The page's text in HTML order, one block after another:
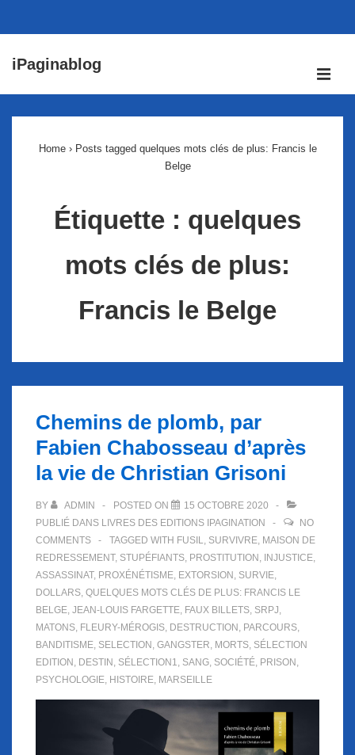
passer
iPaginablog
Home › Posts tagged quelques mots clés de plus: Francis le
Belge
Étiquette : quelques
mots clés de plus:
Francis le Belge
Chemins de plomb, par
Fabien Chabosseau d’après
la vie de Christian Grisoni
BY ADMIN POSTED ON
15 OCTOBRE 2020
PUBLIÉ DANS LIVRES DES EDITIONS IPAGINATION
NO
COMMENTS
TAGGED WITH FUSIL, SURVIVRE, MAISON DE
REDRESSEMENT, STUPÉFIANTS, PROSTITUTION , INJUSTICE,
ASSASSINAT, PROXÉNÉTISME, EXTORSION , SURVIE,
DOLLARS, QUELQUES MOTS CLÉS DE PLUS: FRANCIS LE
BELGE, JEAN-LOUIS FARGETTE, FAUX BILLETS, SRPJ,
MATONS, FLEURY-MÉROGIS, DESTRUCTION , PARCOURS,
BANDITISME, SELECTION , GANGSTER, MORTS, SÉLECTION
EDITION , DESTIN , SÉLECTION1, SANG, SOCIÉTÉ, PRISON ,
PSYCHOLOGIE, HISTOIRE, MARSEILLE